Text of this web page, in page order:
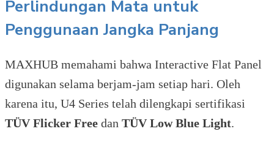
Perlindungan Mata untuk
Penggunaan Jangka Panjang
MAXHUB memahami bahwa Interactive Flat Panel
digunakan selama berjam-jam setiap hari. Oleh
karena itu, U4 Series telah dilengkapi sertifikasi
TÜV Flicker Free dan TÜV Low Blue Light.